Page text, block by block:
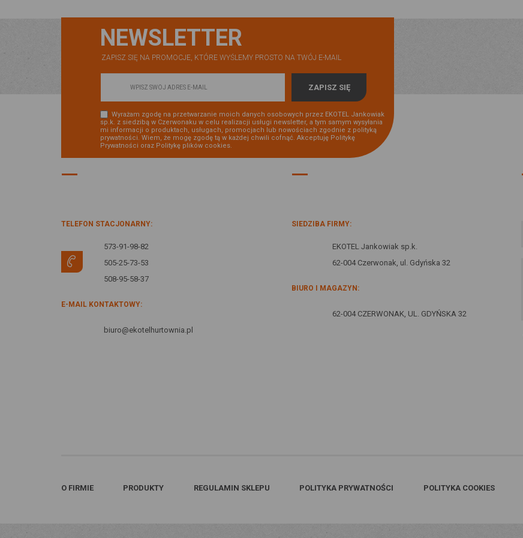
NEWSLETTER
ZAPISZ SIĘ NA PROMOCJE, KTÓRE WYŚLEMY PROSTO NA TWÓJ E-MAIL
Wyrażam zgodę na przetwarzanie moich danych osobowych przez EKOTEL Jankowiak
sp.k. z siedzibą w Czerwonaku w celu realizacji usługi newsletter, a tym samym wysyłania
mi informacji o produktach, usługach, promocjach lub nowościach zgodnie z polityką
prywatności. Wiem, że mogę zgodę tą w każdej chwili cofnąć. Akceptuję Politykę
Prywatności oraz Politykę plików cookies.
TELEFON STACJONARNY:
573-91-98-82
505-25-73-53
508-95-58-37
E-MAIL KONTAKTOWY:
biuro@ekotelhurtownia.pl
SIEDZIBA FIRMY:
EKOTEL Jankowiak sp.k.
62-004 Czerwonak, ul. Gdyńska 32
BIURO I MAGAZYN:
62-004 CZERWONAK, UL. GDYŃSKA 32
O FIRMIE PRODUKTY REGULAMIN SKLEPU POLITYKA PRYWATNOŚCI POLITYKA COOKIES